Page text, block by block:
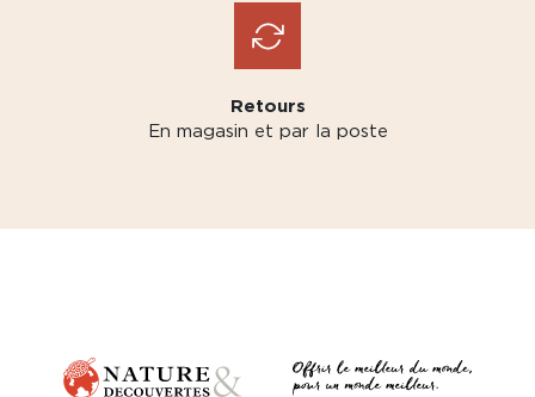
Retours
En magasin et par la poste